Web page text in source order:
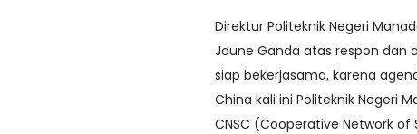
Direktur Politeknik Negeri
Joune Ganda atas respon
siap bekerjasama, karena
China kali ini Politeknik Negeri
CNSC (Cooperative Network of